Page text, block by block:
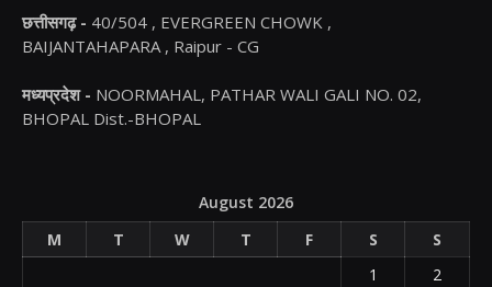
छत्तीसगढ़ - 40/504 , EVERGREEN CHOWK ,
BAIJANTAHAPARA , Raipur - CG
मध्यप्रदेश - NOORMAHAL, PATHAR WALI GALI NO. 02,
BHOPAL Dist.-BHOPAL
August 2026
M
T W T F S
S
1
2